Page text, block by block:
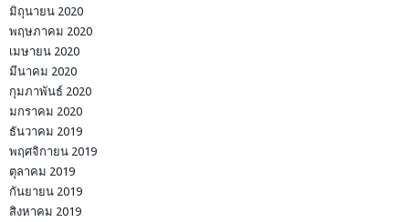
มิถุนายน 2020
พฤษภาคม 2020
เมษายน 2020
มีนาคม 2020
กุมภาพันธ์ 2020
มกราคม 2020
ธันวาคม 2019
พฤศจิกายน 2019
ตุลาคม 2019
กันยายน 2019
สิงหาคม 2019